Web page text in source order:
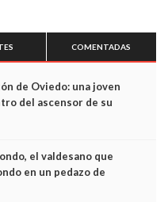
COMENTADAS
de Oviedo: una joven
del ascensor de su
captan sus últimos minutos
el valdesano que
en un pedazo de